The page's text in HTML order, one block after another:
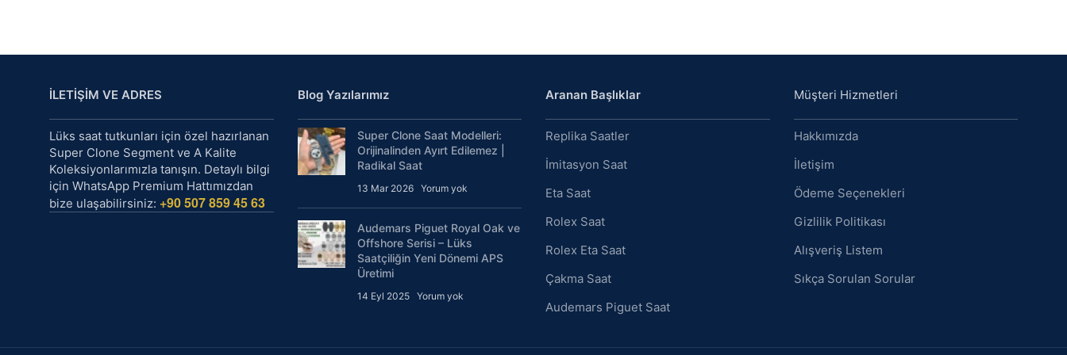
İLETİŞİM VE ADRES
Lüks saat tutkunları için özel hazırlanan
Super Clone Segment ve A Kalite
Koleksiyonlarımızla tanışın. Detaylı bilgi
için WhatsApp Premium Hattımızdan
bize ulaşabilirsiniz: +90 507 859 45 63
Blog Yazılarımız
Super Clone Saat Modelleri:
Orijinalinden Ayırt Edilemez |
Radikal Saat
13 Mar 2026 Yorum yok
Audemars Piguet Royal Oak ve
Offshore Serisi – Lüks
Saatçiliğin Yeni Dönemi APS
Üretimi
14 Eyl 2025 Yorum yok
Aranan Başlıklar
Replika Saatler
İmitasyon Saat
Eta Saat
Rolex Saat
Rolex Eta Saat
Çakma Saat
Audemars Piguet Saat
Müşteri Hizmetleri
Hakkımızda
İletişim
Ödeme Seçenekleri
Gizlilik Politikası
Alışveriş Listem
Sıkça Sorulan Sorular